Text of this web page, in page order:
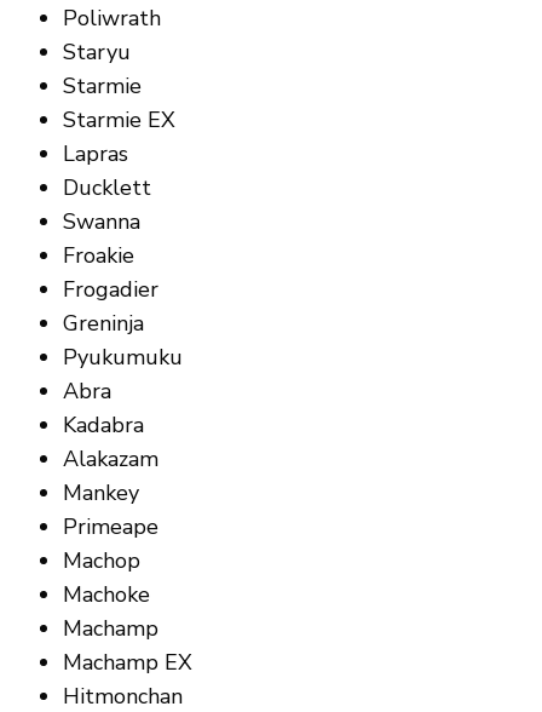
Poliwrath
Staryu
Starmie
Starmie EX
Lapras
Ducklett
Swanna
Froakie
Frogadier
Greninja
Pyukumuku
Abra
Kadabra
Alakazam
Mankey
Primeape
Machop
Machoke
Machamp
Machamp EX
Hitmonchan